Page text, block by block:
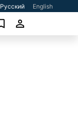
Русский English